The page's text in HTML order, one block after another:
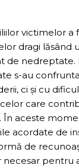
victimelor a
dragi lăsând
de nedreptate.
s-au
ci și cu
care
În aceste
acordate de
de
necesar pentru